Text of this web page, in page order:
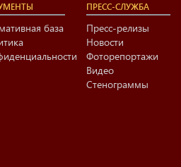
база
ПРЕСС-СЛУЖБА
Пресс-релизы
Новости
Фоторепортажи
Видео
Стенограммы